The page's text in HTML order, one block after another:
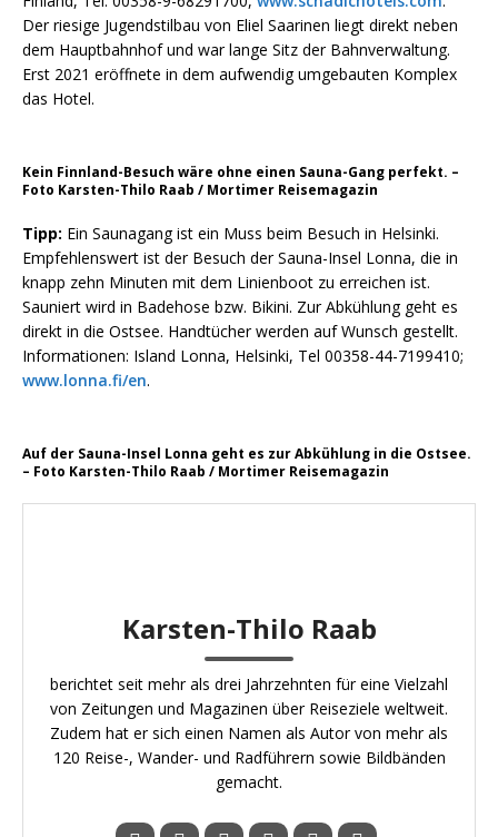
Der riesige Jugendstilbau von Eliel Saarinen liegt direkt neben
dem Hauptbahnhof und war lange Sitz der Bahnverwaltung.
Erst 2021 eröffnete in dem aufwendig umgebauten Komplex
das Hotel.
Kein Finnland-Besuch wäre ohne einen Sauna-Gang perfekt. –
Foto Karsten-Thilo Raab / Mortimer Reisemagazin
Tipp: Ein Saunagang ist ein Muss beim Besuch in Helsinki.
Empfehlenswert ist der Besuch der Sauna-Insel Lonna, die in
knapp zehn Minuten mit dem Linienboot zu erreichen ist.
Sauniert wird in Badehose bzw. Bikini. Zur Abkühlung geht es
direkt in die Ostsee. Handtücher werden auf Wunsch gestellt.
Informationen: Island Lonna, Helsinki, Tel 00358-44-7199410;
www.lonna.fi/en.
Auf der Sauna-Insel Lonna geht es zur Abkühlung in die Ostsee.
– Foto Karsten-Thilo Raab / Mortimer Reisemagazin
Karsten-Thilo Raab
berichtet seit mehr als drei Jahrzehnten für eine Vielzahl
von Zeitungen und Magazinen über Reiseziele weltweit.
Zudem hat er sich einen Namen als Autor von mehr als
120 Reise-, Wander- und Radführern sowie Bildbänden
gemacht.